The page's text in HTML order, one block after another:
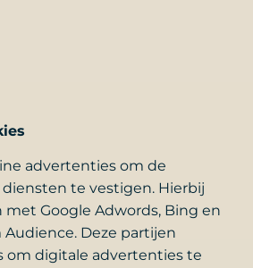
advertenties om de
te vestigen. Hierbij
Google Adwords, Bing en
Deze partijen
om digitale advertenties te